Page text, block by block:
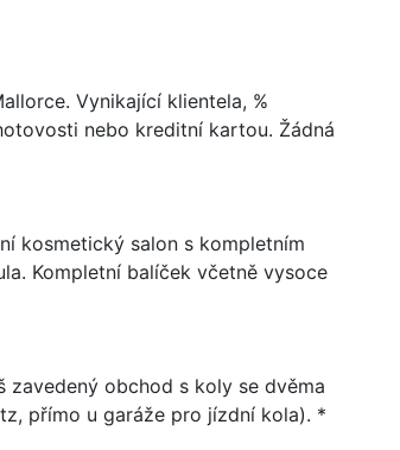
Vynikající klientela, %
nebo kreditní kartou. Žádná
kosmetický salon s kompletním
Kompletní balíček včetně vysoce
obchod s koly se dvěma
přímo u garáže pro jízdní kola). *